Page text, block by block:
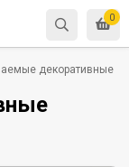
0
декоративные